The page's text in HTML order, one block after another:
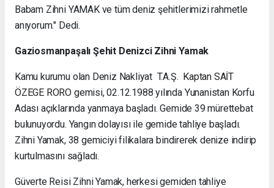
Babam Zihni YAMAK ve tüm deniz şehitlerimizi rahmetle
anıyorum." Dedi.
Gaziosmanpaşalı Şehit Denizci Zihni Yamak
Kamu kurumu olan Deniz Nakliyat T.A.Ş. Kaptan SAİT
ÖZEGE RORO gemisi, 02.12.1988 yılında Yunanistan Korfu
Adası açıklarında yanmaya başladı. Gemide 39 mürettebat
bulunuyordu. Yangın dolayısı ile gemide tahliye başladı.
Zihni Yamak, 38 gemiciyi filikalara bindirerek denize indirip
kurtulmasını sağladı.
Güverte Reisi Zihni Yamak, herkesi gemiden tahliye